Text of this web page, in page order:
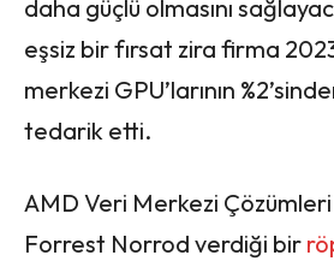
daha güçlü olmasını
eşsiz bir fırsat zira firma
merkezi GPU’larının
tedarik etti.
AMD Veri Merkezi
Forrest Norrod verdiği bir